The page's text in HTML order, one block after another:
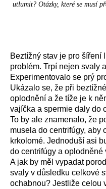
utlumit? Otázky, které se musí
Beztížný stav je pro šíření
problém. Trpí nejen svaly
Experimentovalo se prý
Ukázalo se, že při
oplodnění a že tíže je k
vajíčka a spermie daly do
To by ale znamenalo, že
musela do centrifúgy, aby
krkolomé. Jednoduší asi
do centrifúgy a oplodněné
A jak by měl vypadat
svaly v důsledku celkové
ochabnou? Jestliže celou